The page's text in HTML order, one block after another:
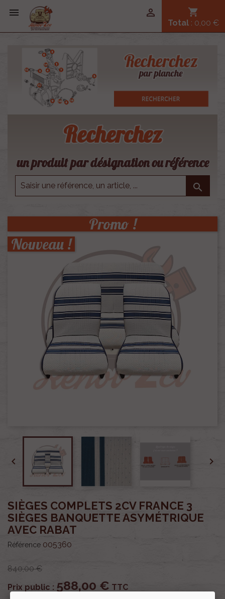
 shopping_cart
Total : 0,00 €

Recherchez
un produit par désignation ou référence

Promo !
Nouveau !
 
SIÈGES COMPLETS 2CV FRANCE 3
SIÈGES BANQUETTE ASYMÉTRIQUE
AVEC RABAT
Référence 005360
840,00 €
Prix public : 588,00 € TTC